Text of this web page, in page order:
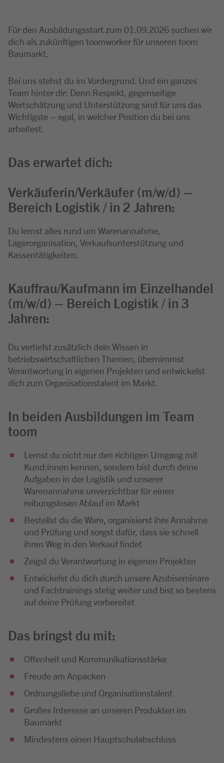
Für den Ausbildungsstart zum 01.09.2026 suchen wir
dich als zukünftigen toomworker für unseren toom
Baumarkt.
Bei uns stehst du im Vordergrund. Und ein ganzes
Team hinter dir: Denn Respekt, gegenseitige
Wertschätzung und Unterstützung sind für uns das
Wichtigste – egal, in welcher Position du bei uns
arbeitest.
Das erwartet dich:
Verkäuferin/Verkäufer (m/w/d) –
Bereich Logistik / in 2 Jahren:
Du lernst alles rund um Warenannahme,
Lagerorganisation, Verkaufsunterstützung und
Kassentätigkeiten.
Kauffrau/Kaufmann im Einzelhandel
(m/w/d) – Bereich Logistik / in 3
Jahren:
Du vertiefst zusätzlich dein Wissen in
betriebswirtschaftlichen Themen, übernimmst
Verantwortung in eigenen Projekten und entwickelst
dich zum Organisationstalent im Markt.
In beiden Ausbildungen im Team
toom
Lernst du nicht nur den richtigen Umgang mit
Kund:innen kennen, sondern bist durch deine
Aufgaben in der Logistik und unserer
Warenannahme unverzichtbar für einen
reibungslosen Ablauf im Markt
Bestellst du die Ware, organisierst ihre Annahme
und Prüfung und sorgst dafür, dass sie schnell
ihren Weg in den Verkauf findet
Zeigst du Verantwortung in eigenen Projekten
Entwickelst du dich durch unsere Azubiseminare
und Fachtrainings stetig weiter und bist so bestens
auf deine Prüfung vorbereitet
Das bringst du mit:
Offenheit und Kommunikationsstärke
Freude am Anpacken
Ordnungsliebe und Organisationstalent
Großes Interesse an unseren Produkten im
Baumarkt
Mindestens einen Hauptschulabschluss